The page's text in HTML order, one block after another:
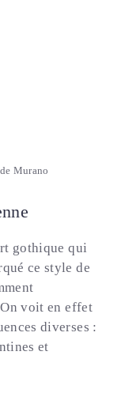
Murano
gothique qui
ce style de
voit en effet
diverses :
et